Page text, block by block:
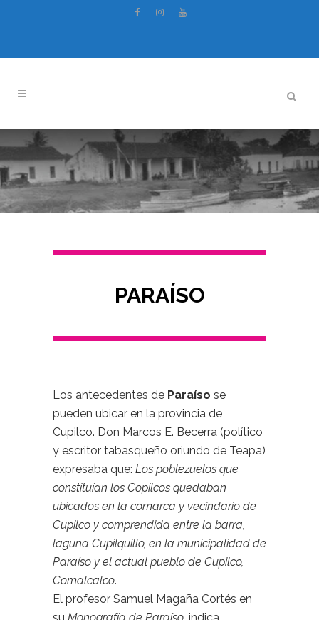
PARAÍSO
Los antecedentes de Paraíso se
pueden ubicar en la provincia de
Cupilco. Don Marcos E. Becerra (político
y escritor tabasqueño oriundo de Teapa)
expresaba que: Los poblezuelos que
constituían los Copilcos quedaban
ubicados en la comarca y vecindario de
Cupilco y comprendida entre la barra,
laguna Cupilquillo, en la municipalidad de
Paraíso y el actual pueblo de Cupilco,
Comalcalco.
El profesor Samuel Magaña Cortés en
su Monografía de Paraíso , indica